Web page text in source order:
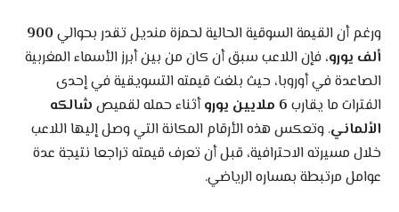
ورغم أن القيمة السوقية الحالية لحمزة منديل تقدر بحوالي900
ألف يورو، فإن اللاعب سبق أن كان من بين أبرز الأسماء المغربية
الصاعدة في أوروبا، حيث بلغت قيمته التسويقية في إحدى
الفترات ما يقارب6 ملايين يورو أثناء حمله لقميصشالكه
الألماني. وتعكس هذه الأرقام المكانة التي وصل إليها اللاعب
خلال مسيرته الاحترافية، قبل أن تعرف قيمته تراجعا نتيجة عدة
عوامل مرتبطة بمساره الرياضي.